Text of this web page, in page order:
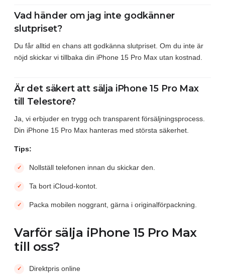
Vad händer om jag inte godkänner
slutpriset?
Du får alltid en chans att godkänna slutpriset. Om du inte är
nöjd skickar vi tillbaka din iPhone 15 Pro Max utan kostnad.
Är det säkert att sälja iPhone 15 Pro Max
till Telestore?
Ja, vi erbjuder en trygg och transparent försäljningsprocess.
Din iPhone 15 Pro Max hanteras med största säkerhet.
Tips:
Nollställ telefonen innan du skickar den.
Ta bort iCloud-kontot.
Packa mobilen noggrant, gärna i originalförpackning.
Varför sälja iPhone 15 Pro Max
till oss?
Direktpris online